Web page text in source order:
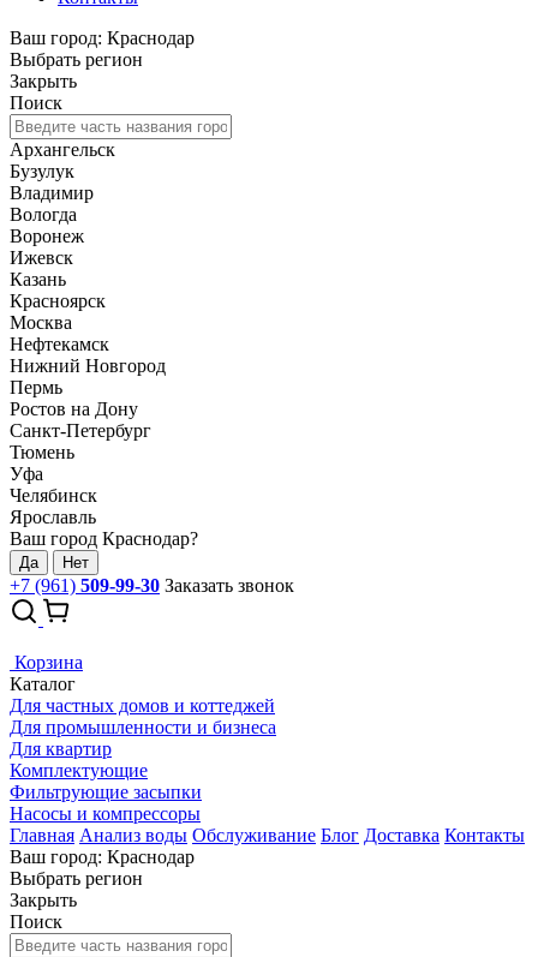
Ваш город: Краснодар
Выбрать регион
Закрыть
Поиск
Архангельск
Бузулук
Владимир
Вологда
Воронеж
Ижевск
Казань
Красноярск
Москва
Нефтекамск
Нижний Новгород
Пермь
Ростов на Дону
Санкт-Петербург
Тюмень
Уфа
Челябинск
Ярославль
Ваш город Краснодар?
Да Нет
+7 (961) 509-99-30 Заказать звонок
Корзина
Каталог
Для частных домов и коттеджей
Для промышленности и бизнеса
Для квартир
Комплектующие
Фильтрующие засыпки
Насосы и компрессоры
Главная Анализ воды Обслуживание Блог Доставка Контакты
Ваш город: Краснодар
Выбрать регион
Закрыть
Поиск